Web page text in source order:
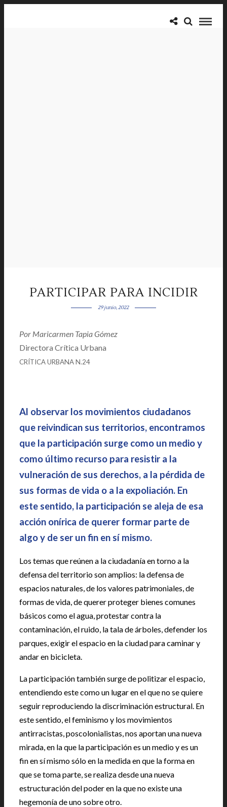
PARTICIPAR PARA INCIDIR
29 junio, 2022
Por Maricarmen Tapia Gómez
Directora Crítica Urbana
CRÍTICA URBANA N.24
Al observar los movimientos ciudadanos
que reivindican sus territorios, encontramos
que la participación surge como un medio y
como último recurso para resistir a la
vulneración de sus derechos, a la pérdida de
sus formas de vida o a la expoliación. En
este sentido, la participación se aleja de esa
acción onírica de querer formar parte de
algo y de ser un fin en sí mismo.
Los temas que reúnen a la ciudadanía en torno a la
defensa del territorio son amplios: la defensa de
espacios naturales, de los valores patrimoniales, de
formas de vida, de querer proteger bienes comunes
básicos como el agua, protestar contra la
contaminación, el ruido, la tala de árboles, defender los
parques, exigir el espacio en la ciudad para caminar y
andar en bicicleta.
La participación también surge de politizar el espacio,
entendiendo este como un lugar en el que no se quiere
seguir reproduciendo la discriminación estructural. En
este sentido, el feminismo y los movimientos
antirracistas, poscolonialistas, nos aportan una nueva
mirada, en la que la participación es un medio y es un
fin en sí mismo sólo en la medida en que la forma en
que se toma parte, se realiza desde una nueva
estructuración del poder en la que no existe una
hegemonía de uno sobre otro.